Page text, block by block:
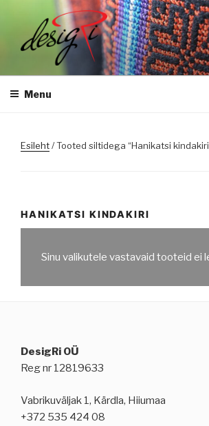
content
DESIGRI
Masintikkimine, tiimiriided, logo riietele
Menu
Esileht/ Tooted siltidega “Hanikatsi
HANIKATSI KINDAKIRI
Sinu valikutele vastavaid tooteid ei
DesigRi OÜ
Reg nr 12819633
Vabrikuväljak 1, Kärdla, Hiiumaa
+372 535 424 08